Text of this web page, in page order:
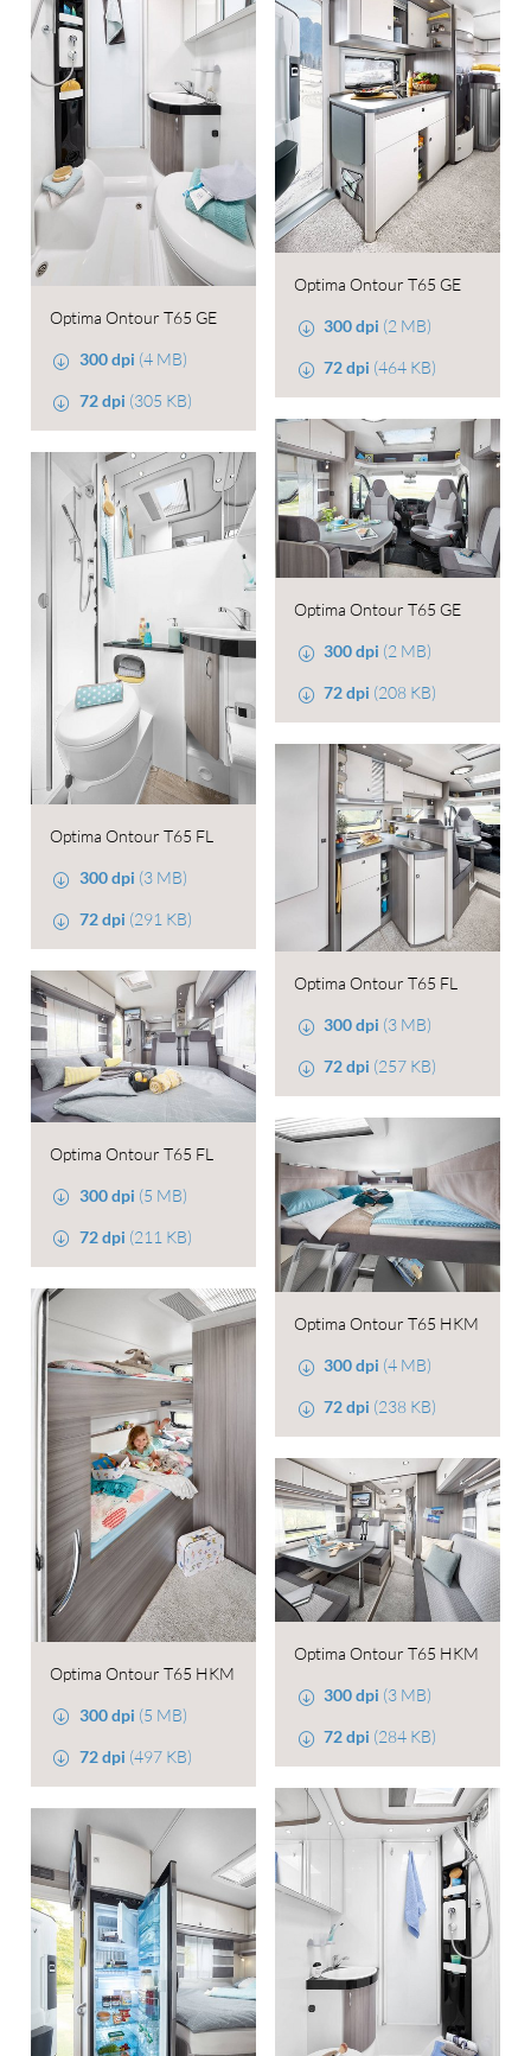
Optima Ontour T65 GE
300 dpi (4 MB)
72 dpi (305 KB)
Optima Ontour T65 GE
300 dpi (2 MB)
72 dpi (464 KB)
Optima Ontour T65 GE
300 dpi (2 MB)
72 dpi (208 KB)
Optima Ontour T65 FL
300 dpi (3 MB)
72 dpi (291 KB)
Optima Ontour T65 FL
300 dpi (3 MB)
72 dpi (257 KB)
Optima Ontour T65 FL
300 dpi (5 MB)
72 dpi (211 KB)
Optima Ontour T65 HKM
300 dpi (4 MB)
72 dpi (238 KB)
Optima Ontour T65 HKM
300 dpi (5 MB)
72 dpi (497 KB)
Optima Ontour T65 HKM
300 dpi (3 MB)
72 dpi (284 KB)